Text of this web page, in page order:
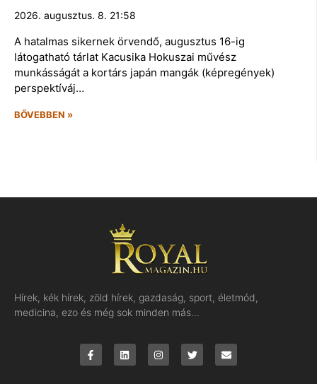
2026. augusztus. 8. 21:58
A hatalmas sikernek örvendő, augusztus 16-ig
látogatható tárlat Kacusika Hokuszai művész
munkásságát a kortárs japán mangák (képregények)
perspektíváj…
BŐVEBBEN »
Hírek, kék hírek, zöld hírek, gazdaság, sport, életmód,
medicina, ezo és még sok minden más…